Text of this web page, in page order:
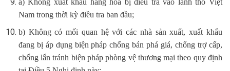
Nam trong thời kỳ điều tra ban đầu;
b) Không có mối quan hệ với các nhà sản xuất, xuất khẩu
đang bị áp dụng biện pháp chống bán phá giá, chống trợ cấp,
chống lẩn tránh biện pháp phòng vệ thương mại theo quy định